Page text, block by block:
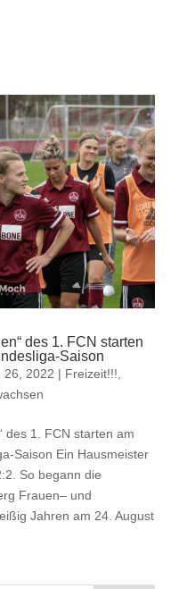
des 1. FCN starten
Saison
26, 2022 | Freizeit!!!
des 1. FCN starten am
Saison Ein Hausmeister
So begann die
Frauen– und
Jahren am 24. August